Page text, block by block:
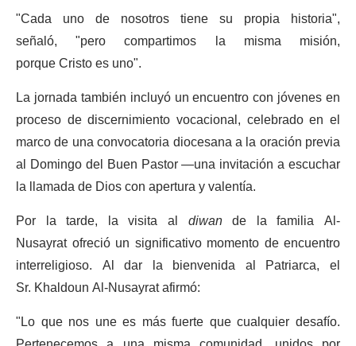
"Cada uno de nosotros tiene su propia historia",
señaló, "pero compartimos la misma misión,
porque Cristo es uno".
La jornada también incluyó un encuentro con jóvenes en
proceso de discernimiento vocacional, celebrado en el
marco de una convocatoria diocesana a la oración previa
al Domingo del Buen Pastor —una invitación a escuchar
la llamada de Dios con apertura y valentía.
Por la tarde, la visita al diwande la familia Al-
Nusayrat ofreció un significativo momento de encuentro
interreligioso. Al dar la bienvenida al Patriarca, el
Sr. Khaldoun Al-Nusayrat afirmó:
"Lo que nos une es más fuerte que cualquier desafío.